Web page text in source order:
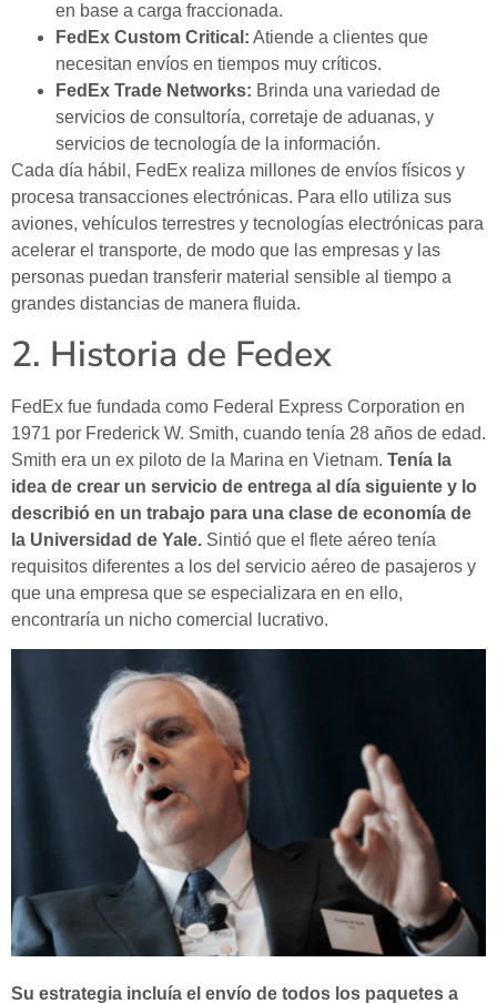
en base a carga fraccionada.
FedEx Custom Critical: Atiende a clientes que
necesitan envíos en tiempos muy críticos.
FedEx Trade Networks: Brinda una variedad de
servicios de consultoría, corretaje de aduanas, y
servicios de tecnología de la información.
Cada día hábil, FedEx realiza millones de envíos físicos y
procesa transacciones electrónicas. Para ello utiliza sus
aviones, vehículos terrestres y tecnologías electrónicas para
acelerar el transporte, de modo que las empresas y las
personas puedan transferir material sensible al tiempo a
grandes distancias de manera fluida.
2. Historia de Fedex
FedEx fue fundada como Federal Express Corporation en
1971 por Frederick W. Smith, cuando tenía 28 años de edad.
Smith era un ex piloto de la Marina en Vietnam. Tenía la
idea de crear un servicio de entrega al día siguiente y lo
describió en un trabajo para una clase de economía de
la Universidad de Yale. Sintió que el flete aéreo tenía
requisitos diferentes a los del servicio aéreo de pasajeros y
que una empresa que se especializara en en ello,
encontraría un nicho comercial lucrativo.
Su estrategia incluía el envío de todos los paquetes a